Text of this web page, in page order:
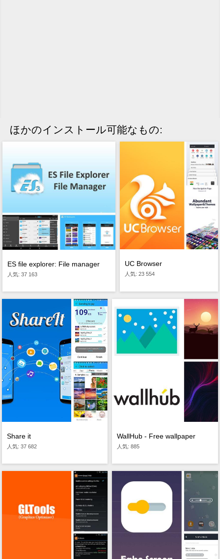
ほかのインストール可能なもの:
ES file explorer: File manager
人気: 37 163
UC Browser
人気: 23 554
Share it
人気: 37 682
WallHub - Free wallpaper
人気: 885